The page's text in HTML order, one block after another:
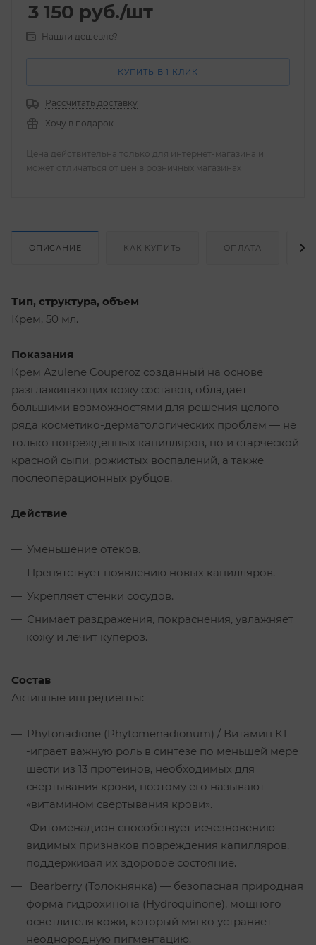
3 150 руб./шт
Нашли дешевле?
КУПИТЬ В 1 КЛИК
Рассчитать доставку
Хочу в подарок
Цена действительна только для интернет-магазина и
может отличаться от цен в розничных магазинах
ОПИСАНИЕ КАК КУПИТЬ ОПЛАТА
Тип, структура, объем
Крем, 50 мл.
Показания
Крем Azulene Couperoz созданный на основе
разглаживающих кожу составов, обладает
большими возможностями для решения целого
ряда косметико-дерматологических проблем — не
только поврежденных капилляров, но и старческой
красной сыпи, рожистых воспалений, а также
послеоперационных рубцов.
Действие
Уменьшение отеков.
Препятствует появлению новых капилляров.
Укрепляет стенки сосудов.
Снимает раздражения, покраснения, увлажняет
кожу и лечит купероз.
Состав
Активные ингредиенты:
Phytonadione (Phytomenadionum) / Витамин К1
-играет важную роль в синтезе по меньшей мере
шести из 13 протеинов, необходимых для
свертывания крови, поэтому его называют
«витамином свертывания крови».
Фитоменадион способствует исчезновению
видимых признаков повреждения капилляров,
поддерживая их здоровое состояние.
Bearberry (Толокнянка) — безопасная природная
форма гидрохинона (Hydroquinone), мощного
осветлителя кожи, который мягко устраняет
неоднородную пигментацию.